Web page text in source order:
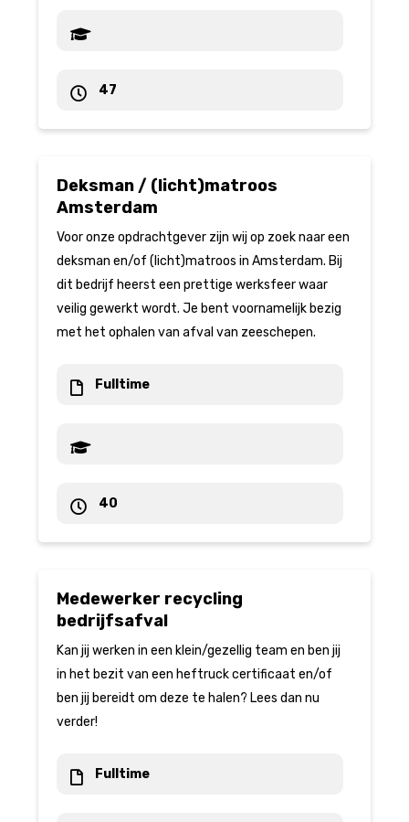
47
Deksman / (licht)matroos
Amsterdam
Voor onze opdrachtgever zijn wij op zoek naar een
deksman en/of (licht)matroos in Amsterdam. Bij
dit bedrijf heerst een prettige werksfeer waar
veilig gewerkt wordt. Je bent voornamelijk bezig
met het ophalen van afval van zeeschepen.
Fulltime
40
Medewerker recycling
bedrijfsafval
Kan jij werken in een klein/gezellig team en ben jij
in het bezit van een heftruck certificaat en/of
ben jij bereidt om deze te halen? Lees dan nu
verder!
Fulltime